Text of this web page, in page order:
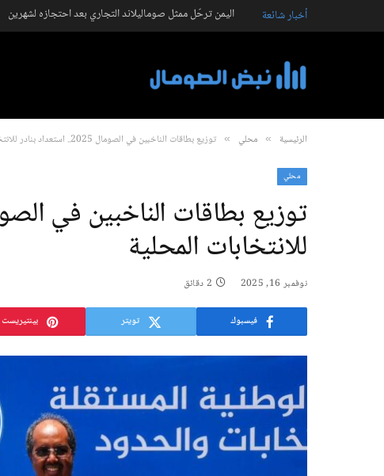
أخبار شائعة اليمن ترحّل ممثل صوماليلاند التجاري بعد احتجازه لشهرين
الرئيسية » محلي » توزيع بطاقات الناخبين في الصومال 2025.. استعداد بنادر للانتخابات المحلية
محلي
للانتخابات المحلية
نوفمبر 16, 2025 2 دقائق
فيسبوك تويتر بينتيريست